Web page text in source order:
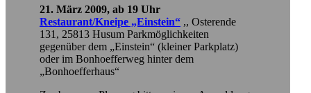
21. März 2009, ab 19 Uhr
Restaurant/Kneipe „Einstein“ ,, Osterende
131, 25813 Husum Parkmöglichkeiten
gegenüber dem „Einstein“ (kleiner Parkplatz)
oder im Bonhoefferweg hinter dem
„Bonhoefferhaus“